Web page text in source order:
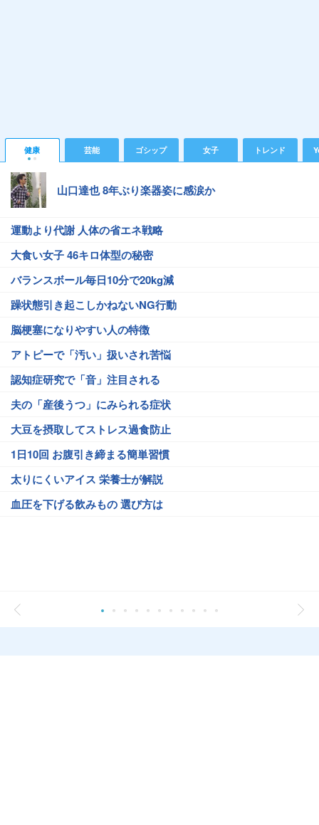
健康 芸能 ゴシップ 女子 トレンド
山口達也 8年ぶり楽器姿に感涙か
運動より代謝 人体の省エネ戦略
大食い女子 46キロ体型の秘密
バランスボール毎日10分で20kg減
躁状態引き起こしかねないNG行動
脳梗塞になりやすい人の特徴
アトピーで「汚い」扱いされ苦悩
認知症研究で「音」注目される
夫の「産後うつ」にみられる症状
大豆を摂取してストレス過食防止
1日10回 お腹引き締まる簡単習慣
太りにくいアイス 栄養士が解説
血圧を下げる飲みもの 選び方は